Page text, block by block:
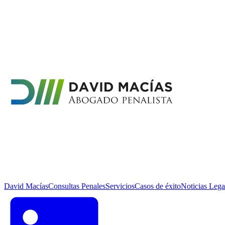
David MacíasConsultas PenalesServiciosCasos de éxitoNoticias